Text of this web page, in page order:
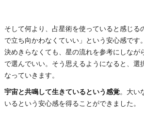
そして何より、占星術を使っていると感じる
で立ち向かわなくていい」という安心感です
決めきらなくても、星の流れを参考にしなが
で選んでいい。そう思えるようになると、選
なっていきます。
宇宙と共鳴して生きているという感覚。大い
いるという安心感を得ることができました。